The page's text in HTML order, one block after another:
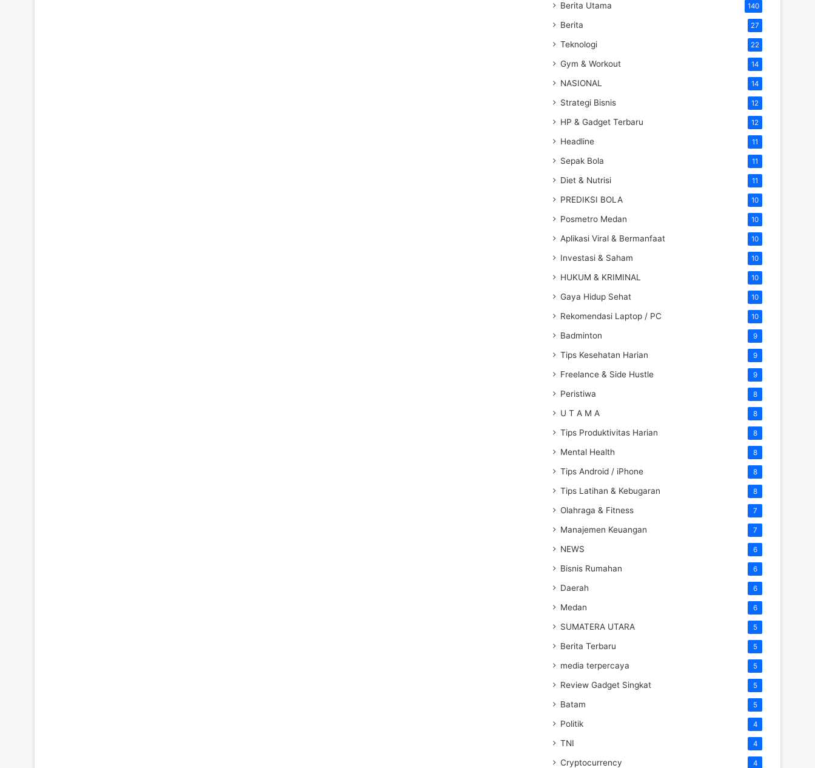
Berita Utama 140
Berita 27
Teknologi 22
Gym & Workout 14
NASIONAL 14
Strategi Bisnis 12
HP & Gadget Terbaru 12
Headline 11
Sepak Bola 11
Diet & Nutrisi 11
PREDIKSI BOLA 10
Posmetro Medan 10
Aplikasi Viral & Bermanfaat 10
Investasi & Saham 10
HUKUM & KRIMINAL 10
Gaya Hidup Sehat 10
Rekomendasi Laptop / PC 10
Badminton 9
Tips Kesehatan Harian 9
Freelance & Side Hustle 9
Peristiwa 8
U T A M A 8
Tips Produktivitas Harian 8
Mental Health 8
Tips Android / iPhone 8
Tips Latihan & Kebugaran 8
Olahraga & Fitness 7
Manajemen Keuangan 7
NEWS 6
Bisnis Rumahan 6
Daerah 6
Medan 6
SUMATERA UTARA 5
Berita Terbaru 5
media terpercaya 5
Review Gadget Singkat 5
Batam 5
Politik 4
TNI 4
Cryptocurrency 4